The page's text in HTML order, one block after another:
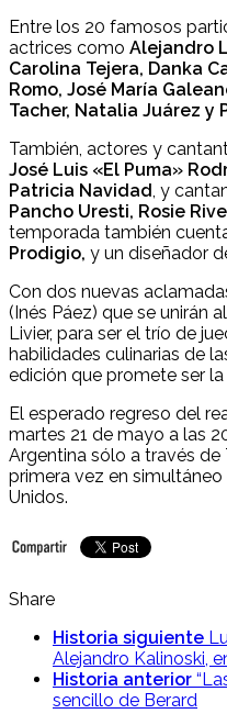
Entre los 20 famosos
actrices como Alejandro
Carolina Tejera, Danka
Romo, José María
Tacher, Natalia Juárez y
También, actores y
José Luis «El Puma»
Patricia Navidad , y
Pancho Uresti, Rosie
temporada también
Prodigio, y un diseñador
Con dos nuevas
(Inés Páez) que se unirán
Livier, para ser el trío de
habilidades culinarias de
edición que promete ser
El esperado regreso del
martes 21 de mayo a las
Argentina sólo a través
primera vez en
Unidos.
Share
Historia siguiente
Alejandro Kalinoski,
Historia anterior
sencillo de Berard